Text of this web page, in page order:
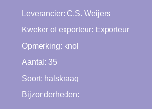
Leverancier: C.S. Weijers
Kweker of exporteur: Exporteur
Opmerking: knol
Aantal: 35
Soort: halskraag
Bijzonderheden: